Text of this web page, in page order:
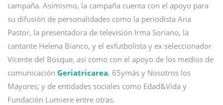
campaña. Asimismo, la campaña cuenta con el apoyo para
su difusión de personalidades como la periodista Ana
Pastor, la presentadora de televisión Irma Soriano, la
cantante Helena Bianco, y el exfutbolista y ex seleccionador
Vicente del Bosque, así como con el apoyo de los medios de
comunicación Geriatricarea, 65ymás y Nosotros los
Mayores; y de entidades sociales como Edad&Vida y
Fundación Lumiere entre otras.